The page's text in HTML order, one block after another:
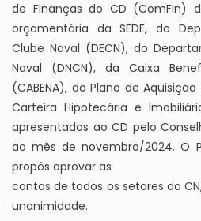
de Finanças do CD (ComFin)
orçamentária da SEDE, do
Clube Naval (DECN), do
Naval (DNCN), da Caixa
(CABENA), do Plano de
Carteira Hipotecária e
apresentados ao CD pelo
ao mês de novembro/2024. O
propôs aprovar as
contas de todos os setores do
unanimidade.